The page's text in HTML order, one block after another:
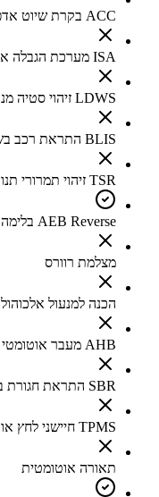
ACC בקרת שיוט אדפטיבית
ISA מערכת הגבלה אוטומטית למהירות הרכב
LDWS זיהוי סטיה מנתיב
BLIS התראת רכב בשטח מת
TSR זיהוי תמרורי תנועה
AEB Reverse בלימה אוטונומית בנסיעה לאחור
מצלמת רוורס
הכנה למנעול אלכוהול
AHB מעבר אוטומטי לאורות גבוהים
SBR התראת חגורת בטיחות
TPMS חיישני לחץ אוויר
תאורה אוטומטית